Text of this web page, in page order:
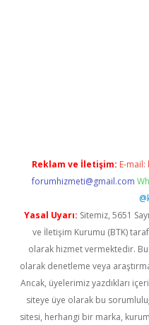
Reklam ve İletişim: E-mail:
forumhizmeti@gmail.com
Yasal Uyarı: Sitemiz, 5651
ve İletişim Kurumu (BTK)
olarak hizmet vermektedir.
olarak denetleme veya
Ancak, üyelerimiz yazdıkları
siteye üye olarak bu
sitesi, herhangi bir marka,